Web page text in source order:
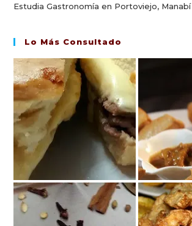
Estudia Gastronomía en Portoviejo, Manabí
Lo Más Consultado